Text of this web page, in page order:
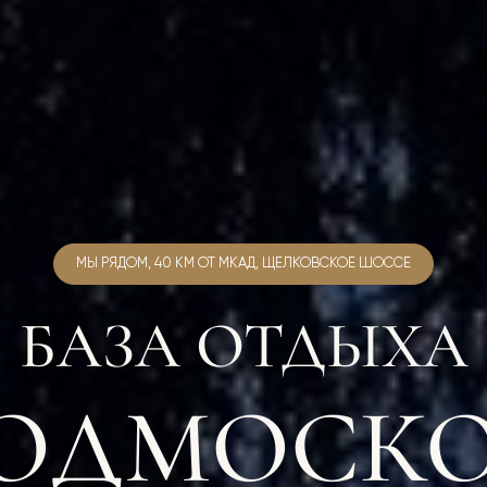
МЫ РЯДОМ, 40 КМ ОТ МКАД, ЩЕЛКОВСКОЕ ШОССЕ
БАЗА ОТДЫХА